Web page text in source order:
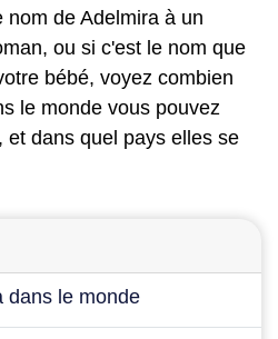
de Adelmira à un
ou si c'est le nom que
bébé, voyez combien
le monde vous pouvez
et dans quel pays elles se
dans le monde